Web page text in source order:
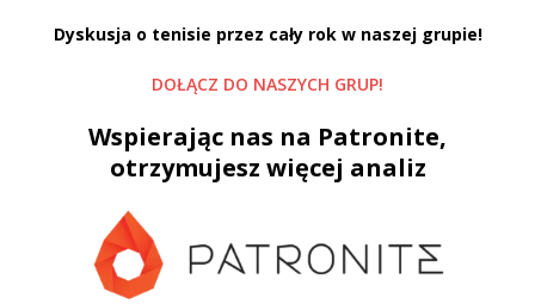
Dyskusja o tenisie przez cały rok w naszej grupie!
DOŁĄCZ DO NASZYCH GRUP!
Wspierając nas na Patronite,
otrzymujesz więcej analiz